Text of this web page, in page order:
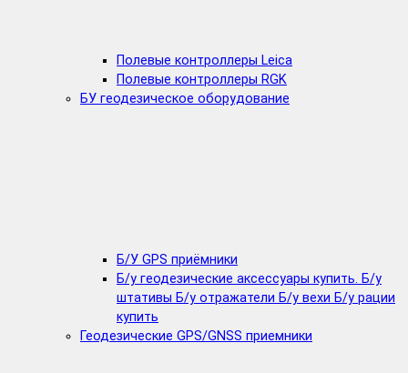
Полевые контроллеры Leica
Полевые контроллеры RGK
БУ геодезическое оборудование
Б/У GPS приёмники
Б/у геодезические аксессуары купить. Б/у
штативы Б/у отражатели Б/у вехи Б/у рации
купить
Геодезические GPS/GNSS приемники